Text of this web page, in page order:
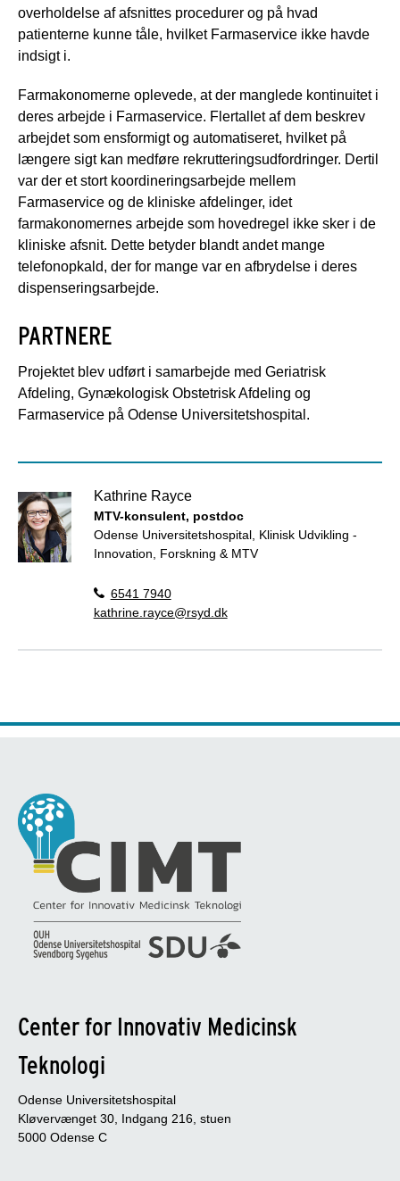
overholdelse af afsnittes procedurer og på hvad
patienterne kunne tåle, hvilket Farmaservice ikke havde
indsigt i.
Farmakonomerne oplevede, at der manglede kontinuitet i
deres arbejde i Farmaservice. Flertallet af dem beskrev
arbejdet som ensformigt og automatiseret, hvilket på
længere sigt kan medføre rekrutteringsudfordringer. Dertil
var der et stort koordineringsarbejde mellem
Farmaservice og de kliniske afdelinger, idet
farmakonomernes arbejde som hovedregel ikke sker i de
kliniske afsnit. Dette betyder blandt andet mange
telefonopkald, der for mange var en afbrydelse i deres
dispenseringsarbejde.
PARTNERE
Projektet blev udført i samarbejde med Geriatrisk
Afdeling, Gynækologisk Obstetrisk Afdeling og
Farmaservice på Odense Universitetshospital.
Kathrine Rayce
MTV-konsulent, postdoc
Odense Universitetshospital, Klinisk Udvikling -
Innovation, Forskning & MTV
6541 7940
kathrine.rayce@rsyd.dk
Center for Innovativ Medicinsk
Teknologi
Odense Universitetshospital
Kløvervænget 30, Indgang 216, stuen
5000 Odense C